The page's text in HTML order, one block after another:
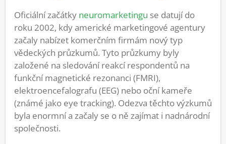
Oficiální začátky neuromarketingu se datují do
roku 2002, kdy americké marketingové agentury
začaly nabízet komerčním firmám nový typ
vědeckých průzkumů. Tyto průzkumy byly
založené na sledování reakcí respondentů na
funkční magnetické rezonanci (FMRI),
elektroencefalografu (EEG) nebo oční kameře
(známé jako eye tracking). Odezva těchto výzkumů
byla enormní a začaly se o ně zajímat i nadnárodní
společnosti.